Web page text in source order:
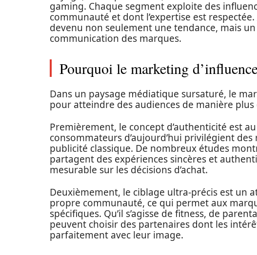
gaming. Chaque segment exploite des
communauté et dont l’expertise est
devenu non seulement une tendance, mais
communication des marques.
Pourquoi le marketing
Dans un paysage médiatique sursaturé, le
pour atteindre des audiences de manière plus
Premièrement, le concept d’authenticité est
consommateurs d’aujourd’hui privilégient
publicité classique. De nombreux études
partagent des expériences sincères et
mesurable sur les décisions d’achat.
Deuxièmement, le ciblage ultra-précis est un
propre communauté, ce qui permet aux
spécifiques. Qu’il s’agisse de fitness, de
peuvent choisir des partenaires dont les
parfaitement avec leur image.